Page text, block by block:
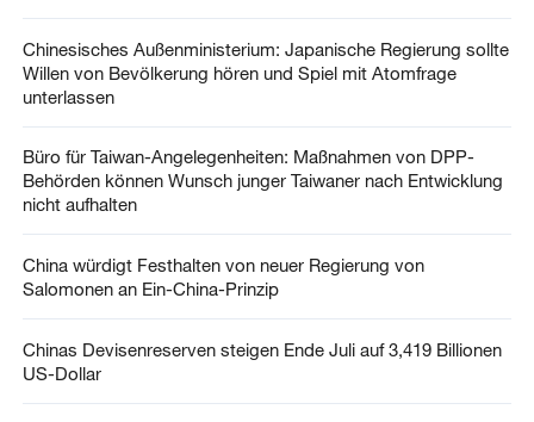
Chinesisches Außenministerium: Japanische Regierung sollte
Willen von Bevölkerung hören und Spiel mit Atomfrage
unterlassen
Büro für Taiwan-Angelegenheiten: Maßnahmen von DPP-
Behörden können Wunsch junger Taiwaner nach Entwicklung
nicht aufhalten
China würdigt Festhalten von neuer Regierung von
Salomonen an Ein-China-Prinzip
Chinas Devisenreserven steigen Ende Juli auf 3,419 Billionen
US-Dollar